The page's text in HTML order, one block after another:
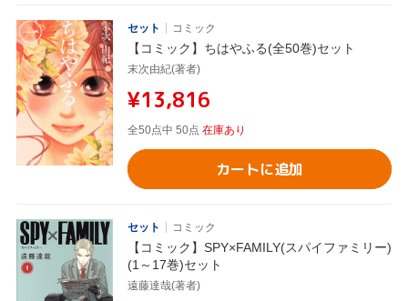
セット コミック
【コミック】ちはやふる(全50巻)セット
末次由紀(著者)
¥13,816
全50点中 50点 在庫あり
カートに追加
セット コミック
【コミック】SPY×FAMILY(スパイファミリー)
(1～17巻)セット
遠藤達哉(著者)